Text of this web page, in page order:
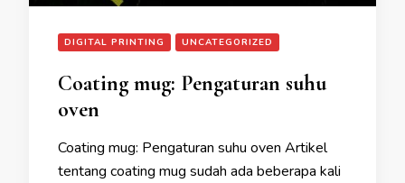
DIGITAL PRINTING UNCATEGORIZED
Coating mug: Pengaturan suhu
oven
Coating mug: Pengaturan suhu oven Artikel
tentang coating mug sudah ada beberapa kali